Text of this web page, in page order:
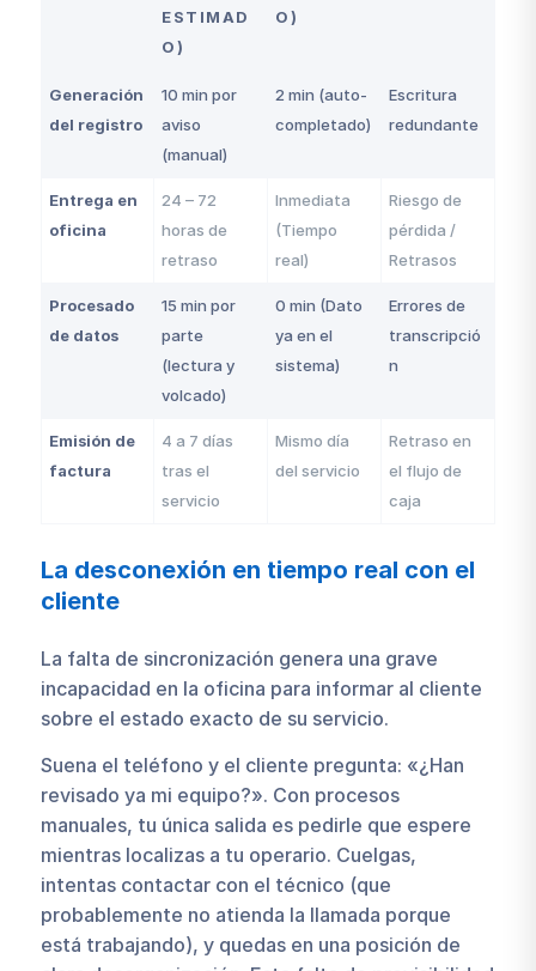
ESTIMAD
O)
O)
Generación
del registro
10 min por
aviso
(manual)
2 min (auto-
completado)
Escritura
redundante
Entrega en
oficina
24 – 72
horas de
retraso
Inmediata
(Tiempo
real)
Riesgo de
pérdida /
Retrasos
Procesado
de datos
15 min por
parte
(lectura y
volcado)
0 min (Dato
ya en el
sistema)
Errores de
transcripció
n
Emisión de
factura
4 a 7 días
tras el
servicio
Mismo día
del servicio
Retraso en
el flujo de
caja
La desconexión en tiempo real con el
cliente
La falta de sincronización genera una grave
incapacidad en la oficina para informar al cliente
sobre el estado exacto de su servicio.
Suena el teléfono y el cliente pregunta: «¿Han
revisado ya mi equipo?». Con procesos
manuales, tu única salida es pedirle que espere
mientras localizas a tu operario. Cuelgas,
intentas contactar con el técnico (que
probablemente no atienda la llamada porque
está trabajando), y quedas en una posición de